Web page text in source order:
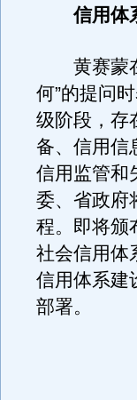
信用体
黄赛蒙在
何”的提问
级阶段，存
备、信用信
信用监管和
委、省政府
程。即将颁
社会信用体
信用体系建
部署。